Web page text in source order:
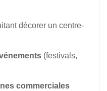
décorer un centre-
(festivals,
commerciales